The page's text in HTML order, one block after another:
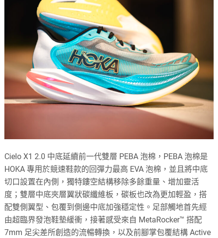
Cielo X1 2.0 中底延續前一代雙層 PEBA 泡棉，PEBA 泡棉是
HOKA 專用於競速鞋款的回彈力最高 EVA 泡棉，並且將中底
切口設置在內側，獨特鏤空結構移除多餘重量、增加靈活
度；雙層中底夾層翼狀碳纖維板，碳板也改為更加輕盈，搭
配雙側翼型、包覆到側邊中底加強穩定性。足部觸地首先經
由超臨界發泡鞋墊緩衝，接著感受來自 MetaRocker™ 搭配
7mm 足尖差所創造的流暢轉換，以及前腳掌包覆結構 Active